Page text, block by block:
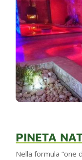
PINETA
Nella formula “one